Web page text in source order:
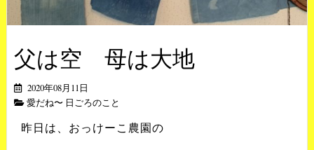
父は空 母は大地
2020年08月11日
愛だね〜 日ごろのこと
昨日は、おっけーこ農園の